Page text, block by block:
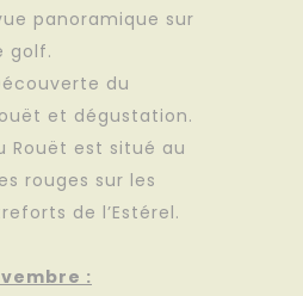
panoramique sur
golf.
du
et dégustation.
Rouët est situé au
rouges sur les
de l’Estérel.
: